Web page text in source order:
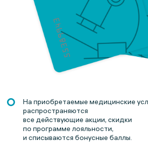
На приобретаемые медицинские
распространяются
все действующие акции, скидки
по программе лояльности,
и списываются бонусные баллы.